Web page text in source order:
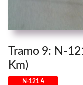
Tramo 9: N-
Km)
N-121 A